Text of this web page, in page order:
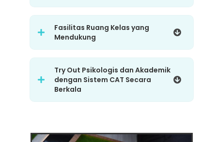
Fasilitas Ruang Kelas yang
Mendukung
Try Out Psikologis dan Akademik
dengan Sistem CAT Secara
Berkala